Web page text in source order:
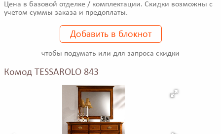
Цена в базовой отделке / комплектации. Скидки возможны с
учетом суммы заказа и предоплаты.
Добавить в блокнот
чтобы подумать или для запроса скидки
Комод TESSAROLO 843